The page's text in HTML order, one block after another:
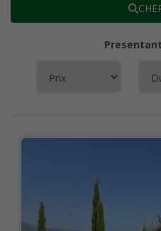
Presentant